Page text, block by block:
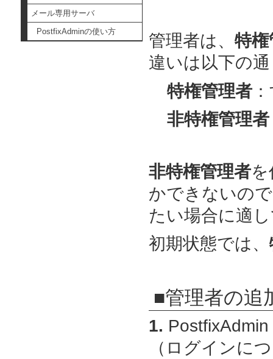
メール専用サーバ
PostfixAdminの使い方
管理者は、 特権
違いは以下の
特権管理者
非特権管理者
非特権管理者を
かできないの
たい場合に適
初期状態では、
■管理者の追
1. PostfixAdmin
（ログインに